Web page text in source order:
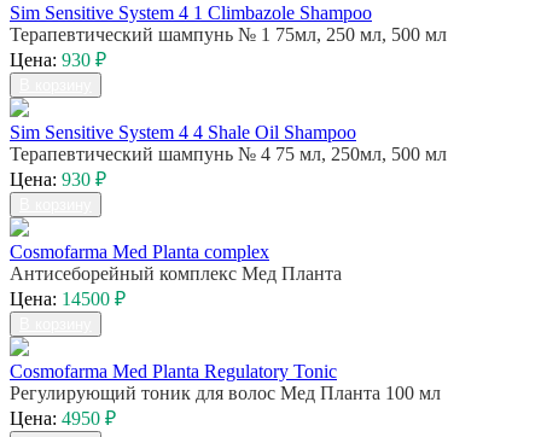
Sim Sensitive System 4 1 Climbazole Shampoo
Терапевтический шампунь № 1 75мл, 250 мл, 500 мл
Цена: 930 ₽
Sim Sensitive System 4 4 Shale Oil Shampoo
Терапевтический шампунь № 4 75 мл, 250мл, 500 мл
Цена: 930 ₽
Cosmofarma Med Planta complex
Антисеборейный комплекс Мед Планта
Цена: 14500 ₽
Cosmofarma Med Planta Regulatory Tonic
Регулирующий тоник для волос Мед Планта 100 мл
Цена: 4950 ₽